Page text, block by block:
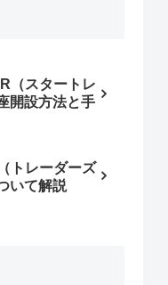
（スタートレ
開設方法と手
トレーダーズ
いて解説